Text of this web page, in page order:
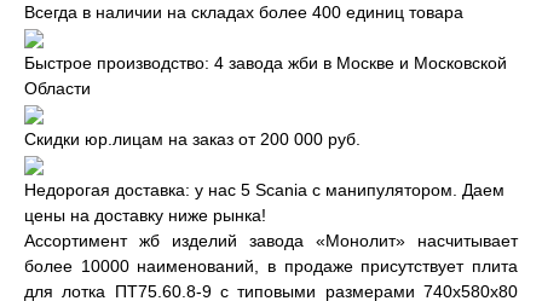
Всегда в наличии на складах более 400 единиц товара
Быстрое производство: 4 завода жби в Москве и Московской
Области
Скидки юр.лицам на заказ от 200 000 руб.
Недорогая доставка: у нас 5 Scania с манипулятором. Даем
цены на доставку ниже рынка!
Ассортимент жб изделий завода «Монолит» насчитывает
более 10000 наименований, в продаже присутствует плита
для лотка ПТ75.60.8-9 с типовыми размерами 740x580x80